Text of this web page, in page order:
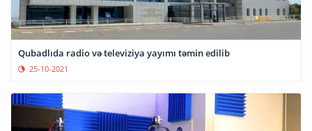
Qubadlıda radio və televiziya yayımı təmin edilib
25-10-2021